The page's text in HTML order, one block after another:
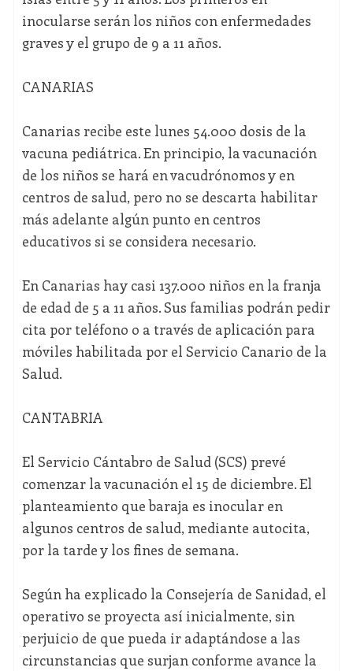
inocularse serán los niños con enfermedades
graves y el grupo de 9 a 11 años.
CANARIAS
Canarias recibe este lunes 54.000 dosis de la
vacuna pediátrica. En principio, la vacunación
de los niños se hará en vacudrónomos y en
centros de salud, pero no se descarta habilitar
más adelante algún punto en centros
educativos si se considera necesario.
En Canarias hay casi 137.000 niños en la franja
de edad de 5 a 11 años. Sus familias podrán pedir
cita por teléfono o a través de aplicación para
móviles habilitada por el Servicio Canario de la
Salud.
CANTABRIA
El Servicio Cántabro de Salud (SCS) prevé
comenzar la vacunación el 15 de diciembre. El
planteamiento que baraja es inocular en
algunos centros de salud, mediante autocita,
por la tarde y los fines de semana.
Según ha explicado la Consejería de Sanidad, el
operativo se proyecta así inicialmente, sin
perjuicio de que pueda ir adaptándose a las
circunstancias que surjan conforme avance la